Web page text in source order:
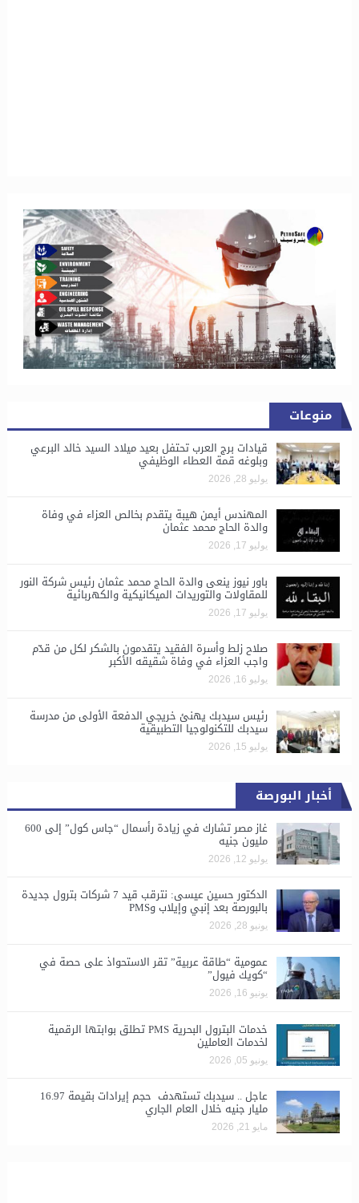
منوعات
قيادات برج العرب تحتفل بعيد ميلاد السيد خالد البرعي
وبلوغه قمة العطاء الوظيفي
يوليو 28, 2026
المهندس أيمن هيبة يتقدم بخالص العزاء في وفاة
والدة الحاج محمد عثمان
يوليو 17, 2026
باور نيوز ينعى والدة الحاج محمد عثمان رئيس شركة النور
للمقاولات والتوريدات الميكانيكية والكهربائية
يوليو 17, 2026
صلاح زلط وأسرة الفقيد يتقدمون بالشكر لكل من قدّم
واجب العزاء في وفاة شقيقه الأكبر
يوليو 16, 2026
رئيس سيدبك يهنئ خريجي الدفعة الأولى من مدرسة
سيدبك للتكنولوجيا التطبيقية
يوليو 15, 2026
أخبار البورصة
غاز مصر تشارك في زيادة رأسمال “جاس كول” إلى 600
مليون جنيه
يوليو 12, 2026
الدكتور حسين عيسى: نترقب قيد 7 شركات بترول جديدة
بالبورصة بعد إنبي وإيلاب وPMS
يونيو 28, 2026
​عمومية “طاقة عربية” تقر الاستحواذ على حصة في
“كويك فيول”
يونيو 16, 2026
خدمات البترول البحرية PMS تطلق بوابتها الرقمية
لخدمات العاملين
يونيو 05, 2026
عاجل .. سيدبك تستهدف حجم إيرادات بقيمة 16.97
مليار جنيه خلال العام الجاري
مايو 21, 2026